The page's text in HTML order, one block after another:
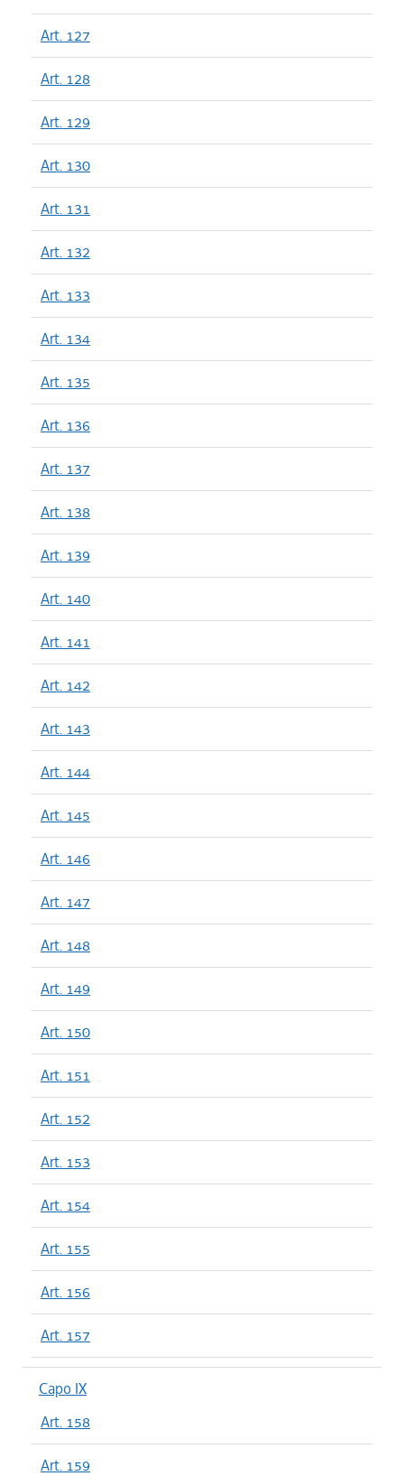
Art. 127
Art. 128
Art. 129
Art. 130
Art. 131
Art. 132
Art. 133
Art. 134
Art. 135
Art. 136
Art. 137
Art. 138
Art. 139
Art. 140
Art. 141
Art. 142
Art. 143
Art. 144
Art. 145
Art. 146
Art. 147
Art. 148
Art. 149
Art. 150
Art. 151
Art. 152
Art. 153
Art. 154
Art. 155
Art. 156
Art. 157
Capo IX
Art. 158
Art. 159